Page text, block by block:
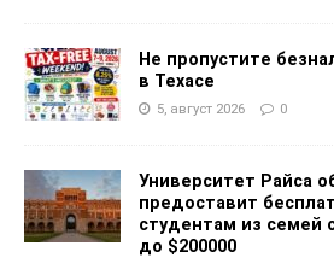
Не пропустите
в Техасе
5, август 2026 0
Университет Райса
предоставит
студентам из семей
до $200000